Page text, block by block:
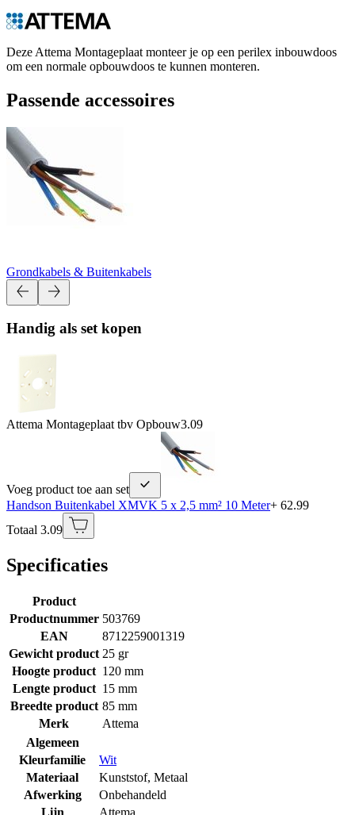
Deze Attema Montageplaat monteer je op een perilex inbouwdoos
om een normale opbouwdoos te kunnen monteren.
Passende accessoires
Grondkabels & Buitenkabels
Handig als set kopen
Attema Montageplaat tbv Opbouw3.09
Voeg product toe aan set
Handson Buitenkabel XMVK 5 x 2,5 mm² 10 Meter+ 62.99
Totaal 3.09
Specificaties
Product
Productnummer 503769
EAN
8712259001319
Gewicht product 25 gr
Hoogte product 120 mm
Lengte product 15 mm
Breedte product 85 mm
Merk
Attema
Algemeen
Kleurfamilie
Wit
Materiaal
Kunststof, Metaal
Afwerking
Onbehandeld
Lijn
Attema